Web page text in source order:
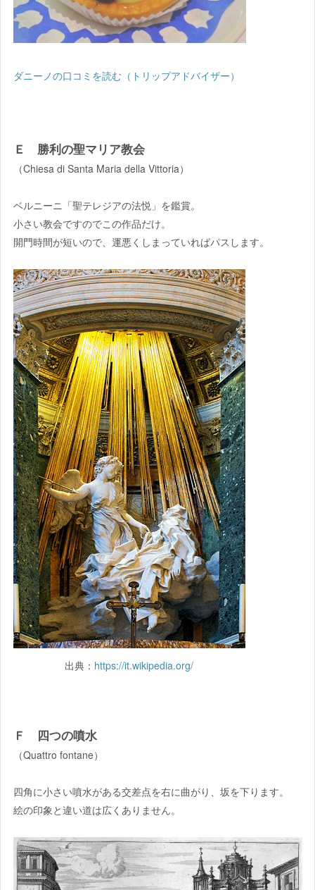
ダニーノの口コミを読む（トリップアドバイザー）
Ｅ 勝利の聖マリア教会
（Chiesa di Santa Maria della Vittoria）
ベルニーニ「聖テレジアの法悦」を鑑賞。
小さい教会ですのでこの作品だけ。
開門時間が短いので、運悪くしまっていればパスします。
出典： https://it.wikipedia.org/
Ｆ 四つの噴水
（Quattro fontane）
四角に小さい噴水がある交差点を右に曲がり、坂を下ります。
絵の印象と違い道は広くありません。